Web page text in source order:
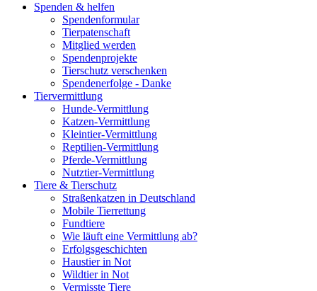
Spenden & helfen
Spendenformular
Tierpatenschaft
Mitglied werden
Spendenprojekte
Tierschutz verschenken
Spendenerfolge - Danke
Tiervermittlung
Hunde-Vermittlung
Katzen-Vermittlung
Kleintier-Vermittlung
Reptilien-Vermittlung
Pferde-Vermittlung
Nutztier-Vermittlung
Tiere & Tierschutz
Straßenkatzen in Deutschland
Mobile Tierrettung
Fundtiere
Wie läuft eine Vermittlung ab?
Erfolgsgeschichten
Haustier in Not
Wildtier in Not
Vermisste Tiere